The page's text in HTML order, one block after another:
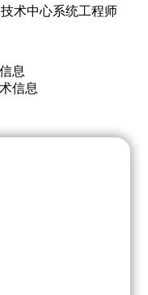
技术中心系统工程师
信息